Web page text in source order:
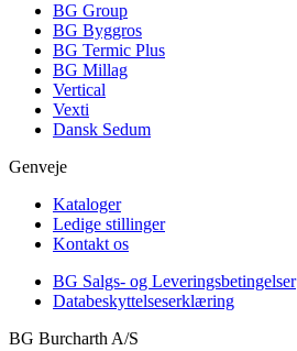
BG Group
BG Byggros
BG Termic Plus
BG Millag
Vertical
Vexti
Dansk Sedum
Genveje
Kataloger
Ledige stillinger
Kontakt os
BG Salgs- og Leveringsbetingelser
Databeskyttelseserklæring
BG Burcharth A/S